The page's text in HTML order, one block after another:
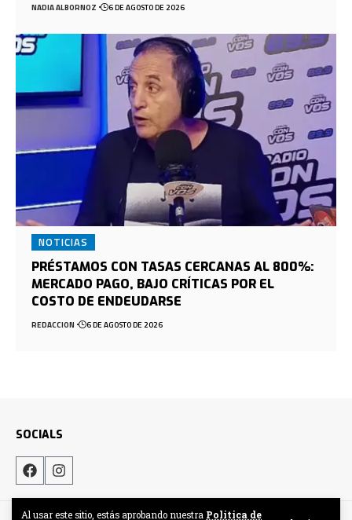
Al usar este sitio, estás aprobando nuestra Politica de
NADIA ALBORNOZ 6 DE AGOSTO DE 2026
NOTICIAS
PRÉSTAMOS CON TASAS CERCANAS AL 800%:
MERCADO PAGO, BAJO CRÍTICAS POR EL
COSTO DE ENDEUDARSE
REDACCION 6 DE AGOSTO DE 2026
SOCIALS
Hecho por DigitalCrew